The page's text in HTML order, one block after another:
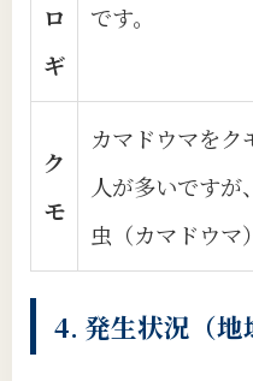
ロ
ギ
です。
ク
モ
カマドウマをク
人が多いですが
虫（カマドウマ
4. 発生状況（地